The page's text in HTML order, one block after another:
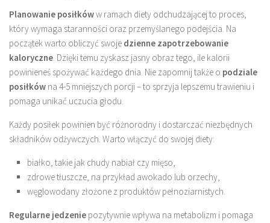
Planowanie posiłkóww ramach diety odchudzającej to proces,
który wymaga staranności oraz przemyślanego podejścia. Na
początek warto obliczyć swoje dzienne zapotrzebowanie
kaloryczne. Dzięki temu zyskasz jasny obraz tego, ile kalorii
powinieneś spożywać każdego dnia. Nie zapomnij także o podziale
posiłków na 4-5 mniejszych porcji – to sprzyja lepszemu trawieniu i
pomaga unikać uczucia głodu.
Każdy posiłek powinien być różnorodny i dostarczać niezbędnych
składników odżywczych. Warto włączyć do swojej diety:
białko, takie jak chudy nabiał czy mięso,
zdrowe tłuszcze, na przykład awokado lub orzechy,
węglowodany złożone z produktów pełnoziarnistych.
Regularne jedzenie pozytywnie wpływa na metabolizm i pomaga